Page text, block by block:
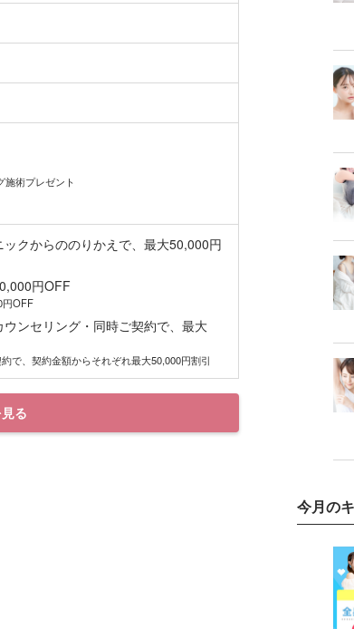
施術プレゼント
ックからののりかえで、最大50,000円
円OFF
円OFF
ウンセリング・同時ご契約で、最大
で、契約金額からそれぞれ最大50,000円割引
る
今月の